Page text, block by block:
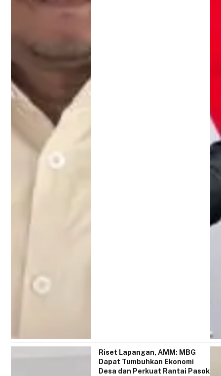
Riset Lapangan, AMM: MBG
Dapat Tumbuhkan Ekonomi
Desa dan Perkuat Rantai Pasok